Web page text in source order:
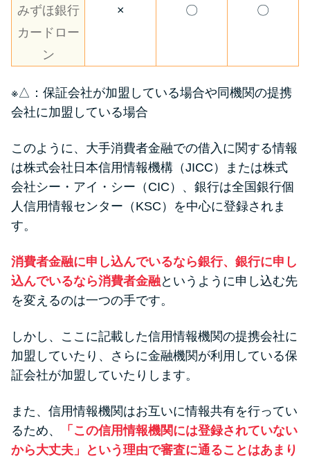
みずほ銀行
カードロー
ン
× 〇 〇
※△：保証会社が加盟している場合や同機関の提携
会社に加盟している場合
このように、大手消費者金融での借入に関する情報
は株式会社日本信用情報機構（JICC）または株式
会社シー・アイ・シー（CIC）、銀行は全国銀行個
人信用情報センター（KSC）を中心に登録されま
す。
消費者金融に申し込んでいるなら銀行、銀行に申し
込んでいるなら消費者金融というように申し込む先
を変えるのは一つの手です。
しかし、ここに記載した信用情報機関の提携会社に
加盟していたり、さらに金融機関が利用している保
証会社が加盟していたりします。
また、信用情報機関はお互いに情報共有を行ってい
るため、
「この信用情報機関には登録されていない
から大丈夫」という理由で審査に通ることはあまり